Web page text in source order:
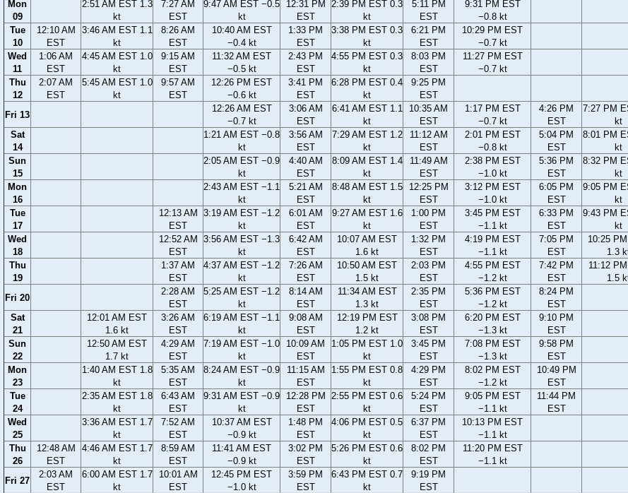
Mon
09
2:51 AM EST 1.3
kt
7:27 AM
EST
9:47 AM EST −0.5
kt
12:31 PM
EST
2:39 PM EST 0.3
kt
5:11 PM
EST
9:31 PM EST
−0.8 kt
Tue
10
12:10 AM
EST
3:46 AM EST 1.1
kt
8:26 AM
EST
10:40 AM EST
−0.4 kt
1:33 PM
EST
3:38 PM EST 0.3
kt
6:21 PM
EST
10:29 PM EST
−0.7 kt
Wed
11
1:06 AM
EST
4:45 AM EST 1.0
kt
9:15 AM
EST
11:32 AM EST
−0.5 kt
2:43 PM
EST
4:55 PM EST 0.3
kt
8:03 PM
EST
11:27 PM EST
−0.7 kt
Thu
12
2:07 AM
EST
5:45 AM EST 1.0
kt
9:57 AM
EST
12:26 PM EST
−0.6 kt
3:41 PM
EST
6:28 PM EST 0.4
kt
9:25 PM
EST
Fri 13
12:26 AM EST
−0.7 kt
3:06 AM
EST
6:41 AM EST 1.1
kt
10:35 AM
EST
1:17 PM EST
−0.7 kt
4:26 PM
EST
7:27 PM
kt
Sat
14
1:21 AM EST −0.8
kt
3:56 AM
EST
7:29 AM EST 1.2
kt
11:12 AM
EST
2:01 PM EST
−0.8 kt
5:04 PM
EST
8:01 PM
kt
Sun
15
2:05 AM EST −0.9
kt
4:40 AM
EST
8:09 AM EST 1.4
kt
11:49 AM
EST
2:38 PM EST
−1.0 kt
5:36 PM
EST
8:32 PM
kt
Mon
16
2:43 AM EST −1.1
kt
5:21 AM
EST
8:48 AM EST 1.5
kt
12:25 PM
EST
3:12 PM EST
−1.0 kt
6:05 PM
EST
9:05 PM
kt
Tue
17
12:13 AM
EST
3:19 AM EST −1.2
kt
6:01 AM
EST
9:27 AM EST 1.6
kt
1:00 PM
EST
3:45 PM EST
−1.1 kt
6:33 PM
EST
9:43 PM
kt
Wed
18
12:52 AM
EST
3:56 AM EST −1.3
kt
6:42 AM
EST
10:07 AM EST
1.6 kt
1:32 PM
EST
4:19 PM EST
−1.1 kt
7:05 PM
EST
10:25
1.3
Thu
19
1:37 AM
EST
4:37 AM EST −1.2
kt
7:26 AM
EST
10:50 AM EST
1.5 kt
2:03 PM
EST
4:55 PM EST
−1.2 kt
7:42 PM
EST
11:12
1.5
Fri 20
2:28 AM
EST
5:25 AM EST −1.2
kt
8:14 AM
EST
11:34 AM EST
1.3 kt
2:35 PM
EST
5:36 PM EST
−1.2 kt
8:24 PM
EST
Sat
21
12:01 AM EST
1.6 kt
3:26 AM
EST
6:19 AM EST −1.1
kt
9:08 AM
EST
12:19 PM EST
1.2 kt
3:08 PM
EST
6:20 PM EST
−1.3 kt
9:10 PM
EST
Sun
22
12:50 AM EST
1.7 kt
4:29 AM
EST
7:19 AM EST −1.0
kt
10:09 AM
EST
1:05 PM EST 1.0
kt
3:45 PM
EST
7:08 PM EST
−1.3 kt
9:58 PM
EST
Mon
23
1:40 AM EST 1.8
kt
5:35 AM
EST
8:24 AM EST −0.9
kt
11:15 AM
EST
1:55 PM EST 0.8
kt
4:29 PM
EST
8:02 PM EST
−1.2 kt
10:49 PM
EST
Tue
24
2:35 AM EST 1.8
kt
6:43 AM
EST
9:31 AM EST −0.9
kt
12:28 PM
EST
2:55 PM EST 0.6
kt
5:24 PM
EST
9:05 PM EST
−1.1 kt
11:44 PM
EST
Wed
25
3:36 AM EST 1.7
kt
7:52 AM
EST
10:37 AM EST
−0.9 kt
1:48 PM
EST
4:06 PM EST 0.5
kt
6:37 PM
EST
10:13 PM EST
−1.1 kt
Thu
26
12:48 AM
EST
4:46 AM EST 1.7
kt
8:59 AM
EST
11:41 AM EST
−0.9 kt
3:02 PM
EST
5:26 PM EST 0.6
kt
8:02 PM
EST
11:20 PM EST
−1.1 kt
Fri 27
2:03 AM
EST
6:00 AM EST 1.7
kt
10:01 AM
EST
12:45 PM EST
−1.0 kt
3:59 PM
EST
6:43 PM EST 0.7
kt
9:19 PM
EST